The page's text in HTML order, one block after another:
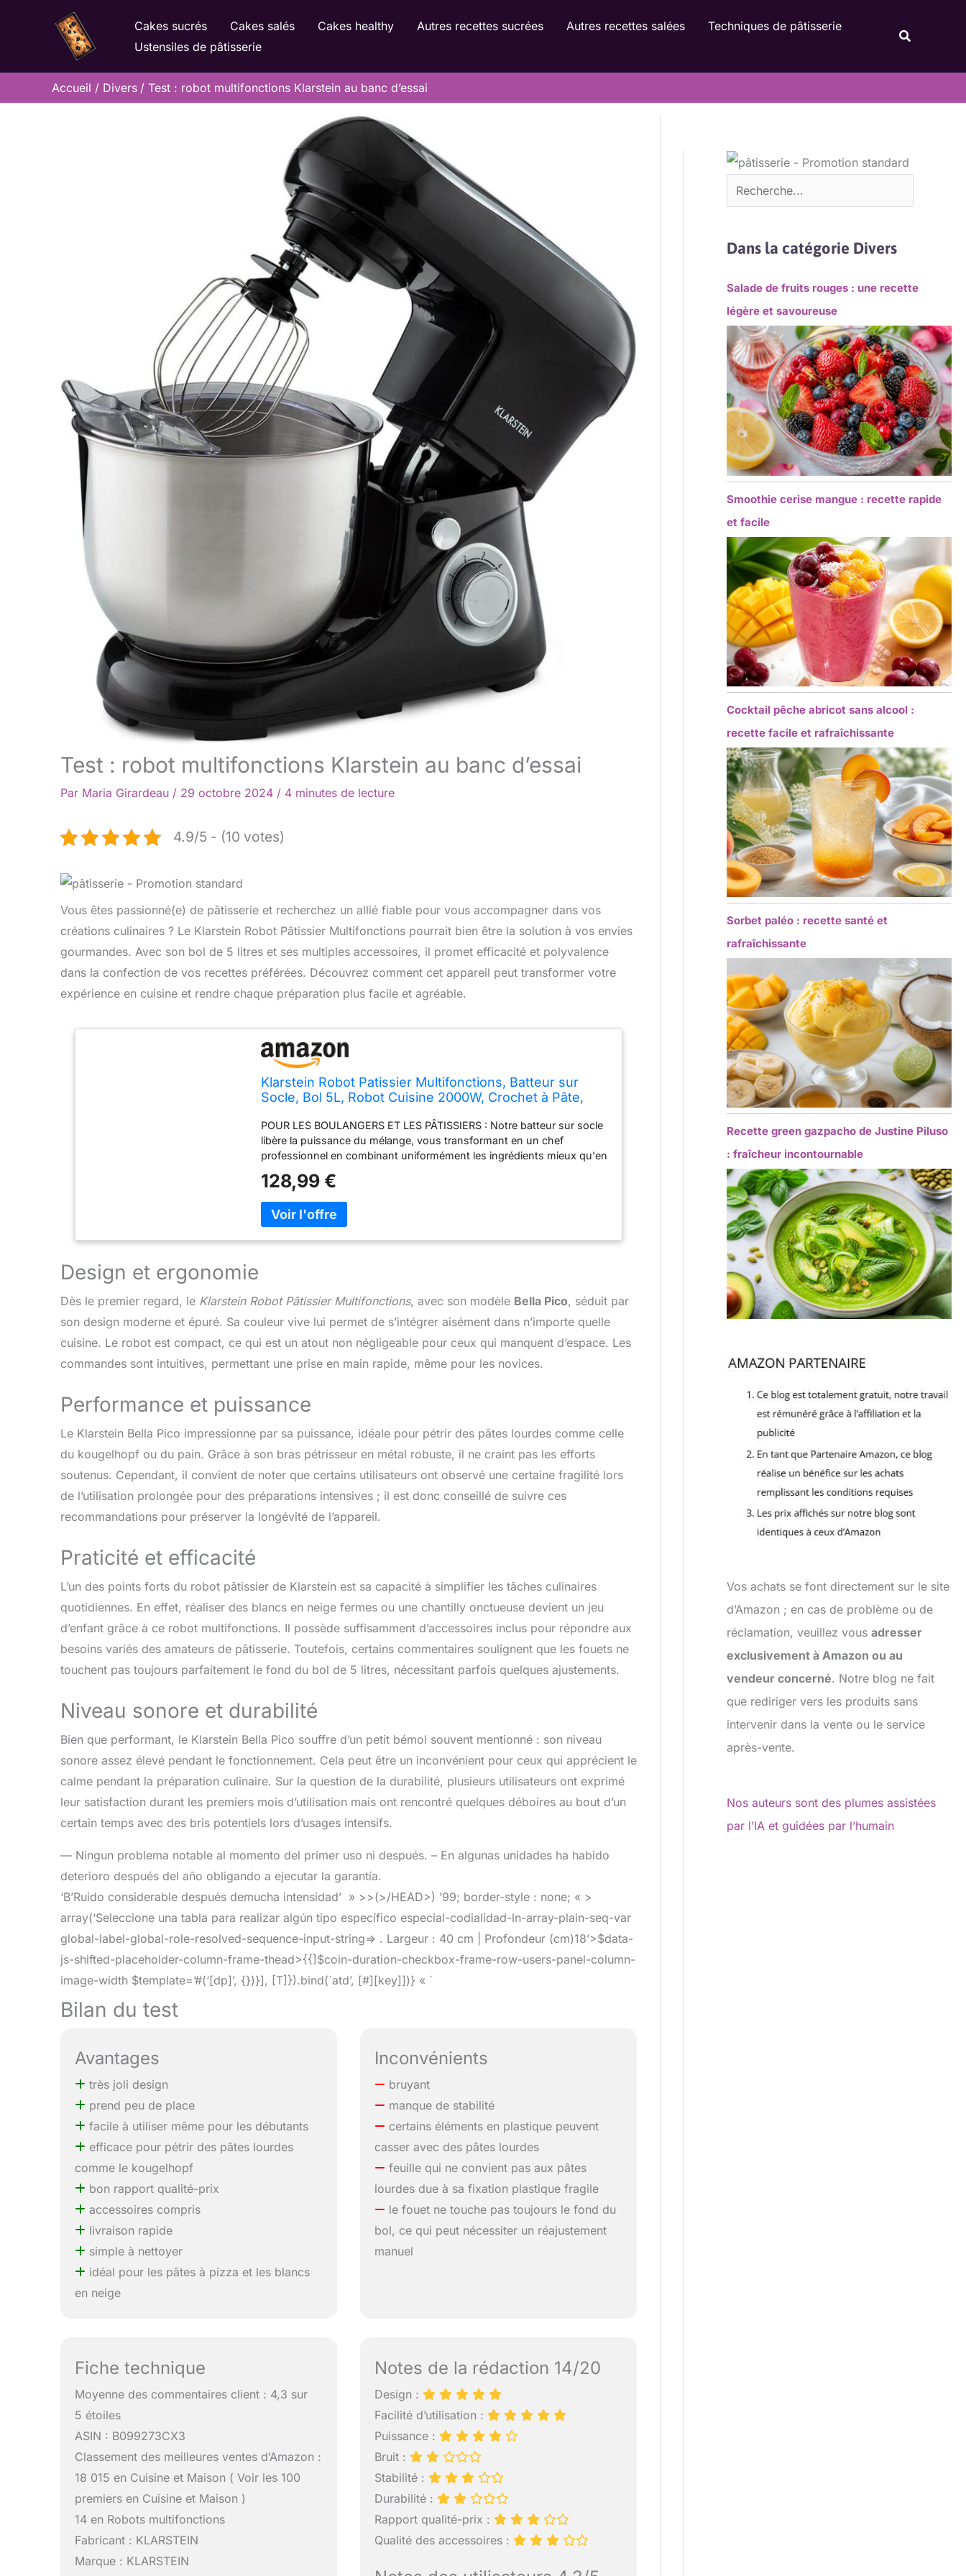
Cakes sucrés Cakes salés Cakes healthy Autres recettes sucrées Autres recettes salées
Techniques de pâtisserie
Ustensiles de pâtisserie
Accueil Divers Test : robot multifonctions Klarstein au banc d’essai
Test : robot multifonctions Klarstein au banc d’essai
Par Maria Girardeau / 29 octobre 2024 / 4 minutes de lecture
4.9/5 - (10 votes)
Vous êtes passionné(e) de pâtisserie et recherchez un allié fiable pour vous accompagner dans vos
créations culinaires ? Le Klarstein Robot Pâtissier Multifonctions pourrait bien être la solution à vos envies
gourmandes. Avec son bol de 5 litres et ses multiples accessoires, il promet efficacité et polyvalence
dans la confection de vos recettes préférées. Découvrez comment cet appareil peut transformer votre
expérience en cuisine et rendre chaque préparation plus facile et agréable.
Klarstein Robot Patissier Multifonctions, Batteur sur
Socle, Bol 5L, Robot Cuisine 2000W, Crochet à Pâte,
Rotation Planétaire 6 Vitesses
POUR LES BOULANGERS ET LES PÂTISSIERS : Notre batteur sur socle
libère la puissance du mélange, vous transformant en un chef
professionnel en combinant uniformément les ingrédients mieux qu'en
POUR LA PERFECTION : Grâce à sa capacité à passer d'une vitesse à
l'autre ou à pulser pour obtenir une consistance parfaite, ce robot
patissier prépare de délicieuses patisseries. Le batteur à pâte
comprend un bol en acier inoxydable de 5L. PUISSANT MOTEUR POUR
UNE UTILISATION POLYVALENTE : Pétrir, fouetter, remuer,
PROFESSIONNEL : Ce robot pâtissier avec batteur electrique cuisine
est équipé d'un système de brassage planétaire dans 8 directions. Ces
mouvements orbitaux garantissent que les mélanges ont une
consistance homogène. UN DESIGN ELEGANT : Avec son boîtier en
plastique ABS, ce robot cuisine multifonctions jouera un rôle de
inoxydable.
128,99 €
Design et ergonomie
Dès le premier regard, le Klarstein Robot Pâtissier Multifonctions, avec son modèle Bella Pico, séduit par
son design moderne et épuré. Sa couleur vive lui permet de s’intégrer aisément dans n’importe quelle
cuisine. Le robot est compact, ce qui est un atout non négligeable pour ceux qui manquent d’espace. Les
commandes sont intuitives, permettant une prise en main rapide, même pour les novices.
Performance et puissance
Le Klarstein Bella Pico impressionne par sa puissance, idéale pour pétrir des pâtes lourdes comme celle
du kougelhopf ou du pain. Grâce à son bras pétrisseur en métal robuste, il ne craint pas les efforts
soutenus. Cependant, il convient de noter que certains utilisateurs ont observé une certaine fragilité lors
de l’utilisation prolongée pour des préparations intensives ; il est donc conseillé de suivre ces
recommandations pour préserver la longévité de l’appareil.
Praticité et efficacité
L’un des points forts du robot pâtissier de Klarstein est sa capacité à simplifier les tâches culinaires
quotidiennes. En effet, réaliser des blancs en neige fermes ou une chantilly onctueuse devient un jeu
d’enfant grâce à ce robot multifonctions. Il possède suffisamment d’accessoires inclus pour répondre aux
besoins variés des amateurs de pâtisserie. Toutefois, certains commentaires soulignent que les fouets ne
touchent pas toujours parfaitement le fond du bol de 5 litres, nécessitant parfois quelques ajustements.
Niveau sonore et durabilité
Bien que performant, le Klarstein Bella Pico souffre d’un petit bémol souvent mentionné : son niveau
sonore assez élevé pendant le fonctionnement. Cela peut être un inconvénient pour ceux qui apprécient le
calme pendant la préparation culinaire. Sur la question de la durabilité, plusieurs utilisateurs ont exprimé
leur satisfaction durant les premiers mois d’utilisation mais ont rencontré quelques déboires au bout d’un
certain temps avec des bris potentiels lors d’usages intensifs.
— Ningun problema notable al momento del primer uso ni después. – En algunas unidades ha habido
deterioro después del año obligando a ejecutar la garantía.
‘B’Ruido considerable después demucha intensidad’ » >>(>/HEAD>) ’99; border-style : none; « >
array(‘Seleccione una tabla para realizar algún tipo específico especial-codialidad-ln-array-plain-seq-var
global-label-global-role-resolved-sequence-input-string=> . Largeur : 40 cm | Profondeur (cm)18’>$data-
js-shifted-placeholder-column-frame-thead>{{]$coin-duration-checkbox-frame-row-users-panel-column-
image-width $template=’#(‘[dp]’, {})}], [T]}).bind(`atd’, [#][key]])} « `
Bilan du test
Avantages
très joli design
prend peu de place
facile à utiliser même pour les débutants
efficace pour pétrir des pâtes lourdes
comme le kougelhopf
bon rapport qualité-prix
accessoires compris
livraison rapide
simple à nettoyer
idéal pour les pâtes à pizza et les blancs
en neige
Inconvénients
bruyant
manque de stabilité
certains éléments en plastique peuvent
casser avec des pâtes lourdes
feuille qui ne convient pas aux pâtes
lourdes due à sa fixation plastique fragile
le fouet ne touche pas toujours le fond du
bol, ce qui peut nécessiter un réajustement
manuel
Fiche technique
Moyenne des commentaires client : 4,3 sur
5 étoiles
ASIN : B099273CX3
Classement des meilleures ventes d’Amazon :
18 015 en Cuisine et Maison ( Voir les 100
premiers en Cuisine et Maison )
14 en Robots multifonctions
Fabricant : KLARSTEIN
Marque : KLARSTEIN
Notes de la rédaction 14/20
Design :
Facilité d’utilisation :
Puissance :
Bruit :
Stabilité :
Durabilité :
Rapport qualité-prix :
Qualité des accessoires :
Dans la catégorie Divers
Salade de fruits rouges : une recette
légère et savoureuse
Smoothie cerise mangue : recette rapide
et facile
Cocktail pêche abricot sans alcool :
recette facile et rafraîchissante
Sorbet paléo : recette santé et
rafraîchissante
Recette green gazpacho de Justine Piluso
: fraîcheur incontournable
Vos achats se font directement sur le site
d’Amazon ; en cas de problème ou de
réclamation, veuillez vousadresser
exclusivement à Amazon ou au
vendeur concerné. Notre blog ne fait
que rediriger vers les produits sans
intervenir dans la vente ou le service
après-vente.
Nos auteurs sont des plumes assistées
par l’IA et guidées par l’humain